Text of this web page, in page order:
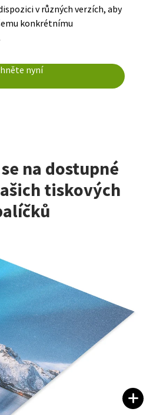
v různých verzích, aby
konkrétnímu
nyní
na dostupné
tiskových